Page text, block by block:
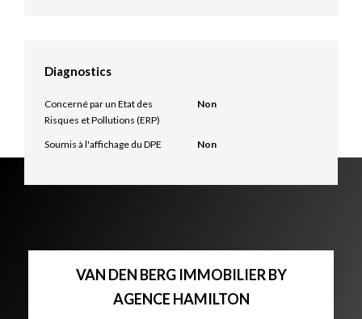
Diagnostics
Concerné par un Etat des
Risques et Pollutions (ERP)
Non
Soumis à l'affichage du DPE Non
VAN DEN BERG IMMOBILIER BY
AGENCE HAMILTON